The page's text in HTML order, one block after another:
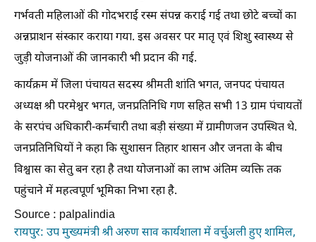
गर्भवती महिलाओं की गोदभराई रस्म संपन्न कराई गई तथा छोटे बच्चों का
अन्नप्राशन संस्कार कराया गया. इस अवसर पर मातृ एवं शिशु स्वास्थ्य से
जुड़ी योजनाओं की जानकारी भी प्रदान की गई.
कार्यक्रम में जिला पंचायत सदस्य श्रीमती शांति भगत, जनपद पंचायत
अध्यक्ष श्री परमेश्वर भगत, जनप्रतिनिधि गण सहित सभी 13 ग्राम पंचायतों
के सरपंच अधिकारी-कर्मचारी तथा बड़ी संख्या में ग्रामीणजन उपस्थित थे.
जनप्रतिनिधियों ने कहा कि सुशासन तिहार शासन और जनता के बीच
विश्वास का सेतु बन रहा है तथा योजनाओं का लाभ अंतिम व्यक्ति तक
पहुंचाने में महत्वपूर्ण भूमिका निभा रहा है.
Source : palpalindia
रायपुर: उप मुख्यमंत्री श्री अरुण साव कार्यशाला में वर्चुअली हुए शामिल,